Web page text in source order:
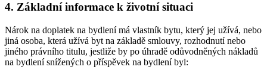
4. Základní informace k životní situaci
Nárok na doplatek na bydlení má vlastník bytu, který jej užívá, nebo
jiná osoba, která užívá byt na základě smlouvy, rozhodnutí nebo
jiného právního titulu, jestliže by po úhradě odůvodněných nákladů
na bydlení snížených o příspěvek na bydlení byl: